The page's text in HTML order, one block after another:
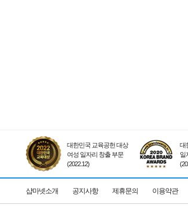
대한민국 교육공헌 대상
여성 일자리 창출 부문
(2022.12)
대
일
샵마넷소개 공지사항 제휴문의 이용약관